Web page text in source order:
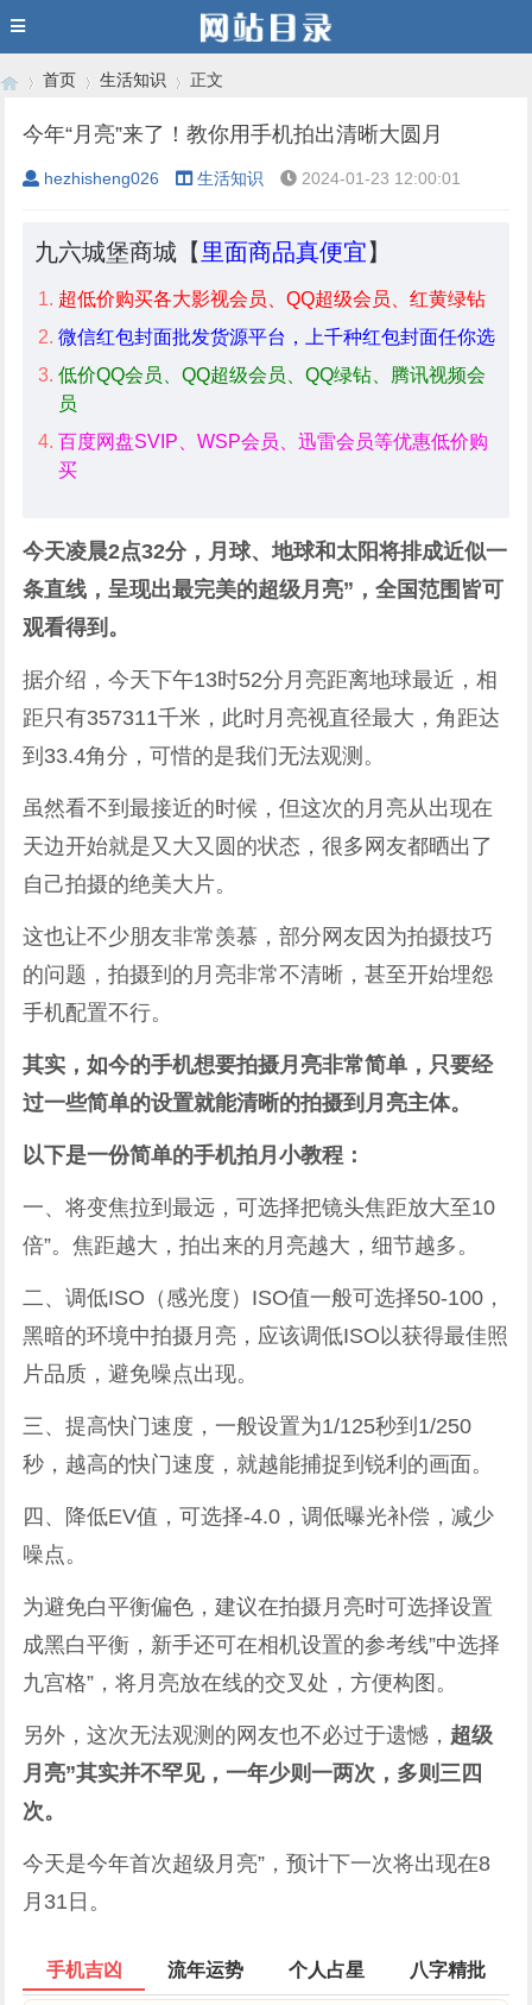
›
首页
›
生活知识 正文
今年“月亮”来了！教你用手机拍出清晰大圆月
hezhisheng026 生活知识 2024-01-23 12:00:01
九六城堡商城【 里面商品真便宜】
超低价购买各大影视会员、QQ超级会员、红黄绿钻
微信红包封面批发货源平台，上千种红包封面任你选
低价QQ会员、QQ超级会员、QQ绿钻、腾讯视频会
员
百度网盘SVIP、WSP会员、迅雷会员等优惠低价购
买
今天凌晨2点32分，月球、地球和太阳将排成近似一
条直线，呈现出最完美的超级月亮”，全国范围皆可
观看得到。
据介绍，今天下午13时52分月亮距离地球最近，相
距只有357311千米，此时月亮视直径最大，角距达
到33.4角分，可惜的是我们无法观测。
虽然看不到最接近的时候，但这次的月亮从出现在
天边开始就是又大又圆的状态，很多网友都晒出了
自己拍摄的绝美大片。
这也让不少朋友非常羡慕，部分网友因为拍摄技巧
的问题，拍摄到的月亮非常不清晰，甚至开始埋怨
手机配置不行。
其实，如今的手机想要拍摄月亮非常简单，只要经
过一些简单的设置就能清晰的拍摄到月亮主体。
以下是一份简单的手机拍月小教程：
一、将变焦拉到最远，可选择把镜头焦距放大至10
倍”。焦距越大，拍出来的月亮越大，细节越多。
二、调低ISO（感光度）ISO值一般可选择50-100，
黑暗的环境中拍摄月亮，应该调低ISO以获得最佳照
片品质，避免噪点出现。
三、提高快门速度，一般设置为1/125秒到1/250
秒，越高的快门速度，就越能捕捉到锐利的画面。
四、降低EV值，可选择-4.0，调低曝光补偿，减少
噪点。
为避免白平衡偏色，建议在拍摄月亮时可选择设置
成黑白平衡，新手还可在相机设置的参考线”中选择
九宫格”，将月亮放在线的交叉处，方便构图。
另外，这次无法观测的网友也不必过于遗憾， 超级
月亮”其实并不罕见，一年少则一两次，多则三四
次。
今天是今年首次超级月亮”，预计下一次将出现在8
月31日。
手机吉凶 流年运势 个人占星 八字精批